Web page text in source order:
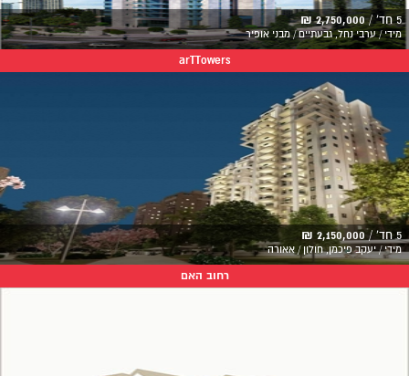
5 חד' / 2,750,000 ₪
מידי / ערבי נחל, גבעתיים / מבני אופיר
arTTowers
5 חד' / 2,150,000 ₪
מידי / יעקב פיכמן, חולון / אאורה
רחוב האם